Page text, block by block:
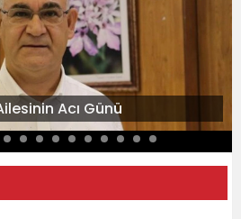
Acı Günü